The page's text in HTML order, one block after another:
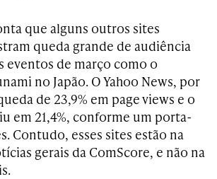
que alguns outros sites
queda grande de audiência
eventos de março como o
no Japão. O Yahoo News, por
de 23,9% em page views e o
em 21,4%, conforme um porta-
Contudo, esses sites estão na
gerais da ComScore, e não na